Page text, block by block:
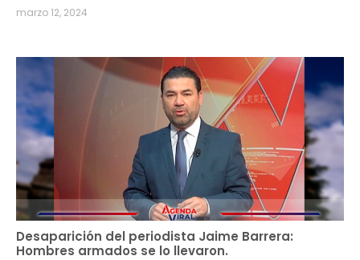
marzo 12, 2024
Desaparición del periodista Jaime Barrera:
Hombres armados se lo llevaron.